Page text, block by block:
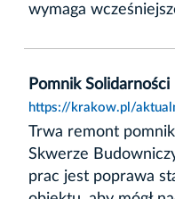
wymaga
Pomnik
https://krakow.pl/
Trwa remont
Skwerze
prac jest poprawa